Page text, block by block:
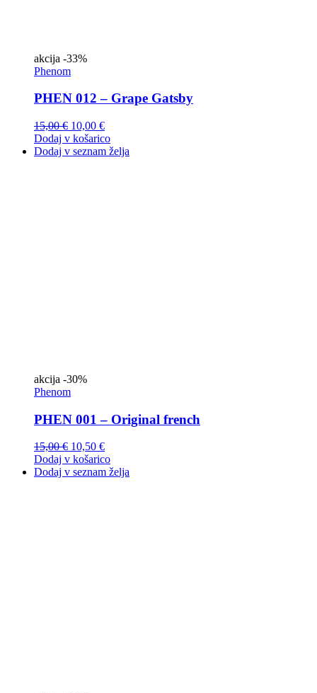
akcija -33%
Phenom
PHEN 012 – Grape Gatsby
15,00€ 10,00 €
Dodaj v košarico
Dodaj v seznam želja
akcija -30%
Phenom
PHEN 001 – Original french
15,00€ 10,50 €
Dodaj v košarico
Dodaj v seznam želja